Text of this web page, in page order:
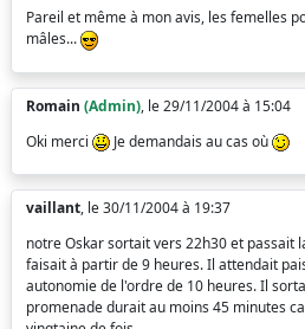
Pareil et même à mon avis, les femelles
mâles...
Romain (Admin), le 29/11/2004 à 15:04
Oki merci
Je demandais au cas où
vaillant, le 30/11/2004 à 19:37
notre Oskar sortait vers 22h30 et passait
faisait à partir de 9 heures. Il attendait
autonomie de l'ordre de 10 heures. Il
promenade durait au moins 45 minutes